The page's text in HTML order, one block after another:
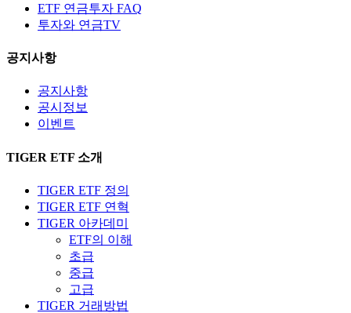
ETF 연금투자 FAQ
투자와 연금TV
공지사항
공지사항
공시정보
이벤트
TIGER ETF 소개
TIGER ETF 정의
TIGER ETF 연혁
TIGER 아카데미
ETF의 이해
초급
중급
고급
TIGER 거래방법